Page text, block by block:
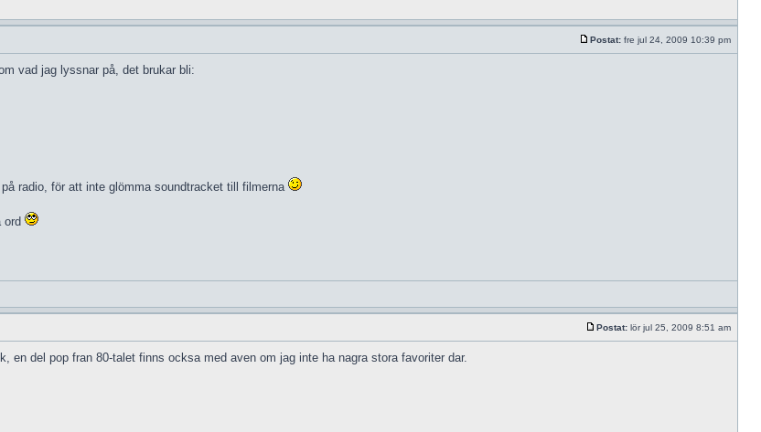
Postat: fre jul 24, 2009 10:39 pm
vad jag lyssnar på, det brukar bli:
radio, för att inte glömma soundtracket till filmerna
ord
Postat: lör jul 25, 2009 8:51 am
en del pop fran 80-talet finns ocksa med aven om jag inte ha nagra stora favoriter dar.